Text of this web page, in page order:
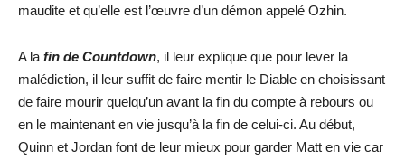
maudite et qu’elle est l’œuvre d’un démon appelé Ozhin.
A la fin de Countdown, il leur explique que pour lever la
malédiction, il leur suffit de faire mentir le Diable en choisissant
de faire mourir quelqu’un avant la fin du compte à rebours ou
en le maintenant en vie jusqu’à la fin de celui-ci. Au début,
Quinn et Jordan font de leur mieux pour garder Matt en vie car